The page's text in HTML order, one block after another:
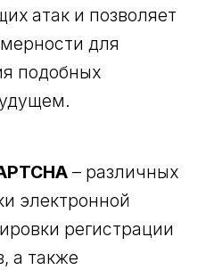
атак и позволяет
для
подобных
– различных
электронной
регистрации
а также